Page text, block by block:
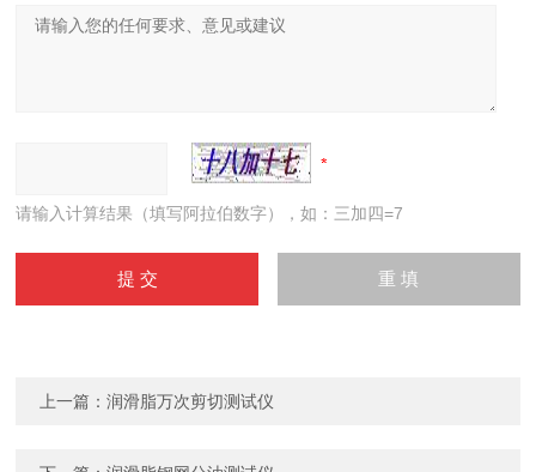
请输入计算结果（填写阿拉伯数字），如：三加四=7
上一篇：润滑脂万次剪切测试仪